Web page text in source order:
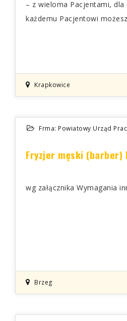
– z wieloma Pacjentami,
każdemu Pacjentowi
Krapkowice
Frma: Powiatowy Urząd
Fryzjer męski (barber)
wg załącznika Wymagania
Brzeg